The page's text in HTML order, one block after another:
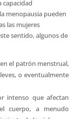
capacidad
menopausia pueden
las mujeres
sentido, algunos de
el patrón menstrual,
o eventualmente
intenso que afectan
cuerpo, a menudo